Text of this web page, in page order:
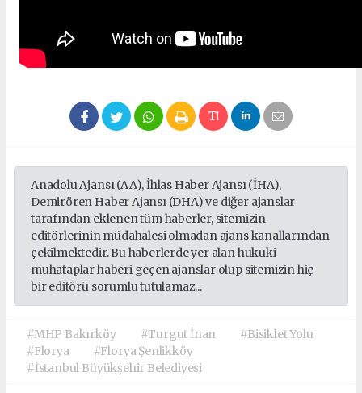
Anadolu Ajansı (AA), İhlas Haber Ajansı (İHA),
Demirören Haber Ajansı (DHA) ve diğer ajanslar
tarafından eklenen tüm haberler, sitemizin
editörlerinin müdahalesi olmadan ajans kanallarından
çekilmektedir. Bu haberlerde yer alan hukuki
muhataplar haberi geçen ajanslar olup sitemizin hiç
bir editörü sorumlu tutulamaz...
#MHP Bakırköy #Turgut İnan
#Bisiklet Yolu
#Florya
#Florya Şenlikköy
#İstanbul Büyükşehir Belediyesi